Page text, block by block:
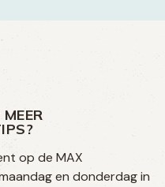
op de MAX
en donderdag in